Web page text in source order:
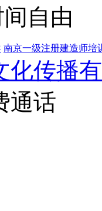
自由
南京一级注册建造师培
化传播
通话